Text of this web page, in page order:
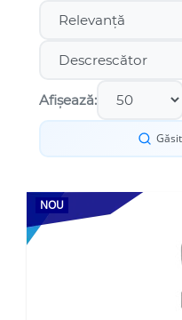
Afișează:
NOU